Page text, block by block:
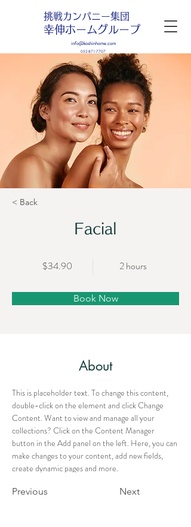
幸伸ホームグループ
挑戦カンパニー集団
info@koshinhome.com
052-871-7707
< Back
Facial
$34.90 2 hours
Book Now
About
This is placeholder text. To change this content,
double-click on the element and click Change
Content. Want to view and manage all your
collections? Click on the Content Manager
button in the Add panel on the left. Here, you can
make changes to your content, add new fields,
create dynamic pages and more.
Previous Next